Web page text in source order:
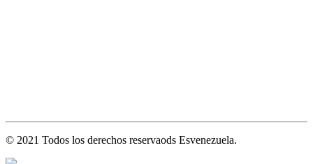
© 2021 Todos los derechos reservaods Esvenezuela.